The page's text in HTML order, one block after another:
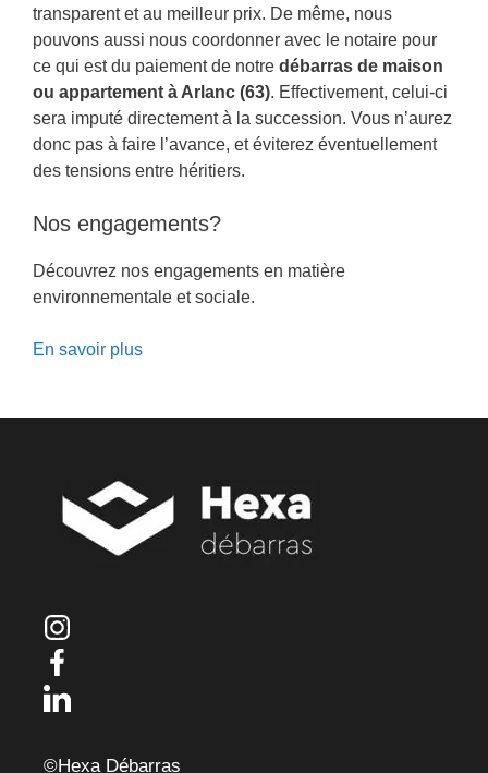
transparent et au meilleur prix. De même, nous
pouvons aussi nous coordonner avec le notaire pour
ce qui est du paiement de notre débarras de maison
ou appartement à Arlanc (63). Effectivement, celui-ci
sera imputé directement à la succession. Vous n’aurez
donc pas à faire l’avance, et éviterez éventuellement
des tensions entre héritiers.
Nos engagements?
Découvrez nos engagements en matière
environnementale et sociale.
En savoir plus
©Hexa Débarras